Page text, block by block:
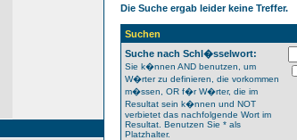
Die Suche ergab leider keine Treffer.
Suchen
Suche nach Schl�sselwort:
Sie k�nnen AND benutzen, um
W�rter zu definieren, die vorkommen
m�ssen, OR f�r W�rter, die im
Resultat sein k�nnen und NOT
verbietet das nachfolgende Wort im
Resultat. Benutzen Sie * als
Platzhalter.